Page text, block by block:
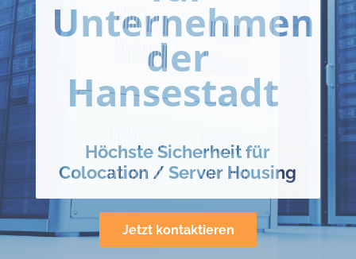
Unternehmen
der
Hansestadt
Höchste Sicherheit für
Colocation / Server Housing
Jetzt kontaktieren